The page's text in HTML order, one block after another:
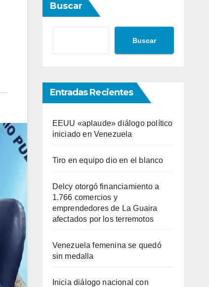
Buscar
Buscar
Entradas Recientes
EEUU «aplaude» diálogo político
iniciado en Venezuela
Tiro en equipo dio en el blanco
Delcy otorgó financiamiento a
1.766 comercios y
emprendedores de La Guaira
afectados por los terremotos
Venezuela femenina se quedó
sin medalla
Inicia diálogo nacional con